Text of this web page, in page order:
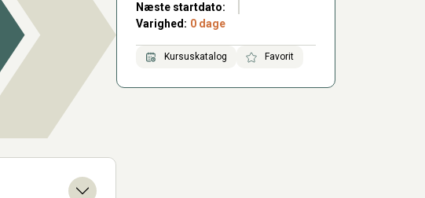
Næste startdato:
Varighed: 0 dage
Kursuskatalog Favorit